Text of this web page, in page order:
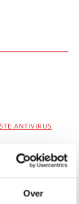
Over
ANTIVIRUS